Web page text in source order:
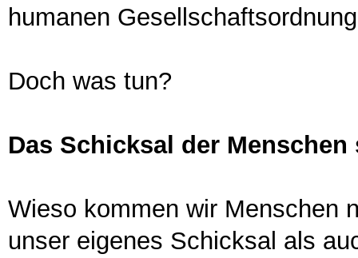
humanen
Doch was tun?
Das Schicksal der
Wieso kommen wir Menschen
unser eigenes Schicksal als